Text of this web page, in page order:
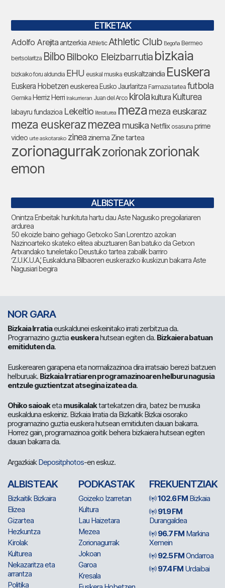
ETIKETAK
Adolfo Arejitaantzerkia Athletic Athletic Club Begoña Bermeo
bertsolaritza Bilbo Bilboko Eleizbarrutia bizkaia
bizkaiko foru aldundia EHU euskal musika euskaltzaindia Euskera
Euskera Hobetzeneuskerea Eusko Jaurlaritza Farmazia tartea futbola
Gernika Herriz Herri Irakurrieran Juan del Arco kirolakultura Kulturea
labayru fundazioa Lekeitio literaturea meza meza euskaraz
meza euskerazmezea musika Netflix osasuna prime
video urte askotarako zinea zinema Zine tartea
zorionagurrakzorionakzorionak
emon
ALBISTEAK
Onintza Enbeitak hunkituta hartu dau Aste Nagusiko pregoilariaren
ardurea
50 ekoizle baino gehiago Getxoko San Lorentzo azokan
Nazinoarteko skateko elitea abuztuaren 8an batuko da Getxon
Artxandako tuneletako Deustuko tartea zabalik barriro
‘Z.U.K.U.A.’, Euskalduna Bilbaoren euskerazko ikuskizun bakarra Aste
Nagusiari begira
NOR GARA
Bizkaia Irratiaeuskaldunei eskeinitako irrati zerbitzua da.
Programazino guztia euskerahutsean egiten da. Bizkaiera batuan
emitiduten da.
Euskerearen garapena eta normalizazinoa dira irratsaio berezi batzuen
helburuak. Bizkaia Irratiaren programazinoaren helburu nagusia
entzule guztientzat atsegina izatea da.
Ohiko saioaketa musikalaktartekatzen dira, batez be musika
euskalduna eskeiniz. Bizkaia Irratia da Bizkaitik Bizkai osorako
programazino guztia euskera hutsean emitiduten dauan bakarra.
Horrez gain, programazinoa goitik behera bizkaiera hutsean egiten
dauan bakarra da.
ArgazkiakDepositphotos-en eskuz.
ALBISTEAK
Bizkaitik Bizkaira
Elizea
Gizartea
Hezkuntza
Kirolak
Kulturea
Nekazaritza eta
arrantza
Politika
PODKASTAK
Goizeko Izarretan
Kultura
Lau Haizetara
Mezea
Zorionagurrak
Jokoan
Garoa
Kresala
FREKUENTZIAK
102.6 FM Bizkaia
91.9 FM
Durangaldea
96.7 FM Markina
Xemein
92.5 FMOndarroa
97.4 FM Urdaibai